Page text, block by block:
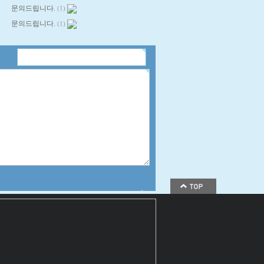
문의드립니다. (1)
문의드립니다. (1)